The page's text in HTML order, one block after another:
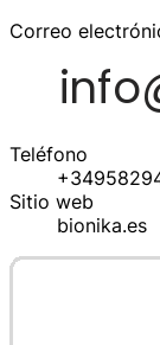
Correo
Teléfono
Sitio web
bionika.es